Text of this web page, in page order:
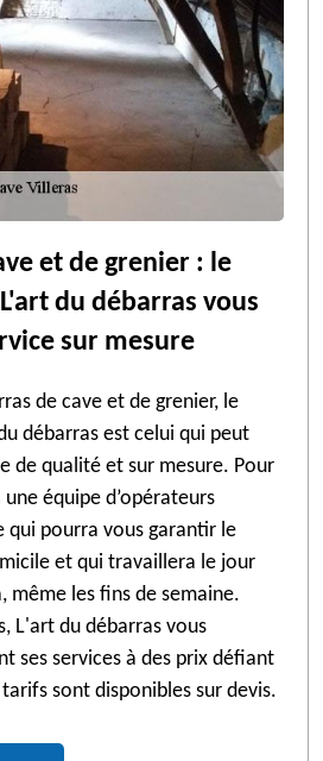
et de grenier : le
du débarras vous
sur mesure
de cave et de grenier, le
débarras est celui qui peut
de qualité et sur mesure. Pour
équipe d’opérateurs
qui pourra vous garantir le
et qui travaillera le jour
même les fins de semaine.
L'art du débarras vous
ses services à des prix défiant
sont disponibles sur devis.